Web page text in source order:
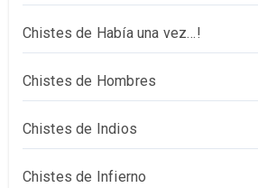
Chistes de Había una vez…!
Chistes de Hombres
Chistes de Indios
Chistes de Infierno